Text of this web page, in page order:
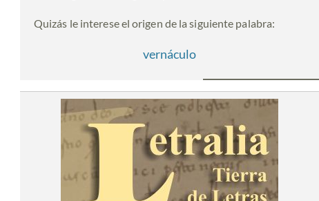
Quizás le interese el origen de la siguiente palabra:
vernáculo